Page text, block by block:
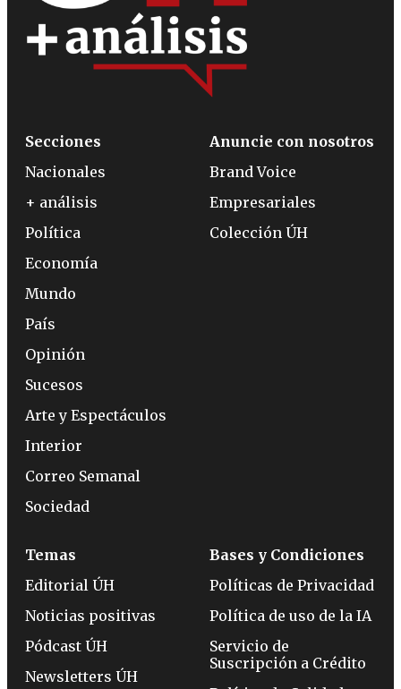
Secciones
Nacionales
+ análisis
Política
Economía
Mundo
País
Opinión
Sucesos
Arte y Espectáculos
Interior
Correo Semanal
Sociedad
Anuncie con nosotros
Brand Voice
Empresariales
Colección ÚH
Temas
Editorial ÚH
Noticias positivas
Pódcast ÚH
Newsletters ÚH
Bases y Condiciones
Políticas de Privacidad
Política de uso de la IA
Servicio de
Suscripción a Crédito